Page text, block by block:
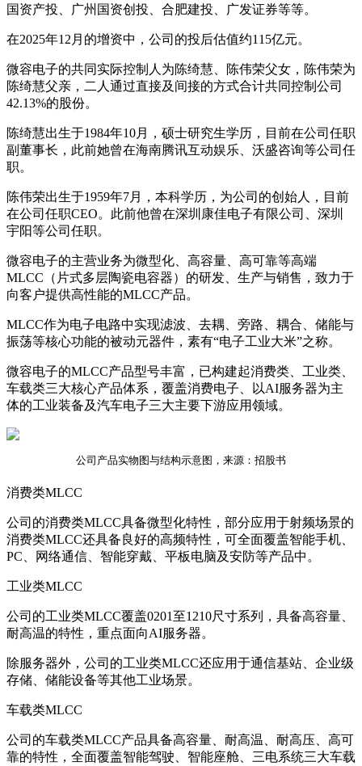
国资产投、广州国资创投、合肥建投、广发证券等等。
在2025年12月的增资中，公司的投后估值约115亿元。
微容电子的共同实际控制人为陈绮慧、陈伟荣父女，陈伟荣为
陈绮慧父亲，二人通过直接及间接的方式合计共同控制公司
42.13%的股份。
陈绮慧出生于1984年10月，硕士研究生学历，目前在公司任职
副董事长，此前她曾在海南腾讯互动娱乐、沃盛咨询等公司任
职。
陈伟荣出生于1959年7月，本科学历，为公司的创始人，目前
在公司任职CEO。此前他曾在深圳康佳电子有限公司、深圳
宇阳等公司任职。
微容电子的主营业务为微型化、高容量、高可靠等高端
MLCC（片式多层陶瓷电容器）的研发、生产与销售，致力于
向客户提供高性能的MLCC产品。
MLCC作为电子电路中实现滤波、去耦、旁路、耦合、储能与
振荡等核心功能的被动元器件，素有“电子工业大米”之称。
微容电子的MLCC产品型号丰富，已构建起消费类、工业类、
车载类三大核心产品体系，覆盖消费电子、以AI服务器为主
体的工业装备及汽车电子三大主要下游应用领域。
公司产品实物图与结构示意图，来源：招股书
消费类MLCC
公司的消费类MLCC具备微型化特性，部分应用于射频场景的
消费类MLCC还具备良好的高频特性，可全面覆盖智能手机、
PC、网络通信、智能穿戴、平板电脑及安防等产品中。
工业类MLCC
公司的工业类MLCC覆盖0201至1210尺寸系列，具备高容量、
耐高温的特性，重点面向AI服务器。
除服务器外，公司的工业类MLCC还应用于通信基站、企业级
存储、储能设备等其他工业场景。
车载类MLCC
公司的车载类MLCC产品具备高容量、耐高温、耐高压、高可
靠的特性，全面覆盖智能驾驶、智能座舱、三电系统三大车载